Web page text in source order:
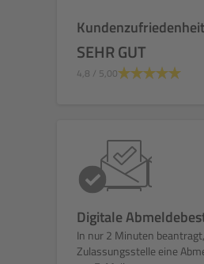
Kundenzufriedenheit
SEHR GUT
4,8 / 5,00
Digitale
In nur 2 Minuten
Zulassungsstelle eine